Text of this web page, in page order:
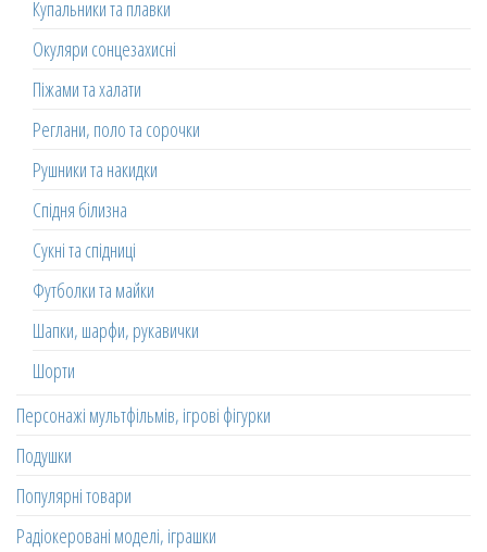
Купальники та плавки
Окуляри сонцезахисні
Піжами та халати
Реглани, поло та сорочки
Рушники та накидки
Спідня білизна
Сукні та спідниці
Футболки та майки
Шапки, шарфи, рукавички
Шорти
Персонажі мультфільмів, ігрові фігурки
Подушки
Популярні товари
Радіокеровані моделі, іграшки